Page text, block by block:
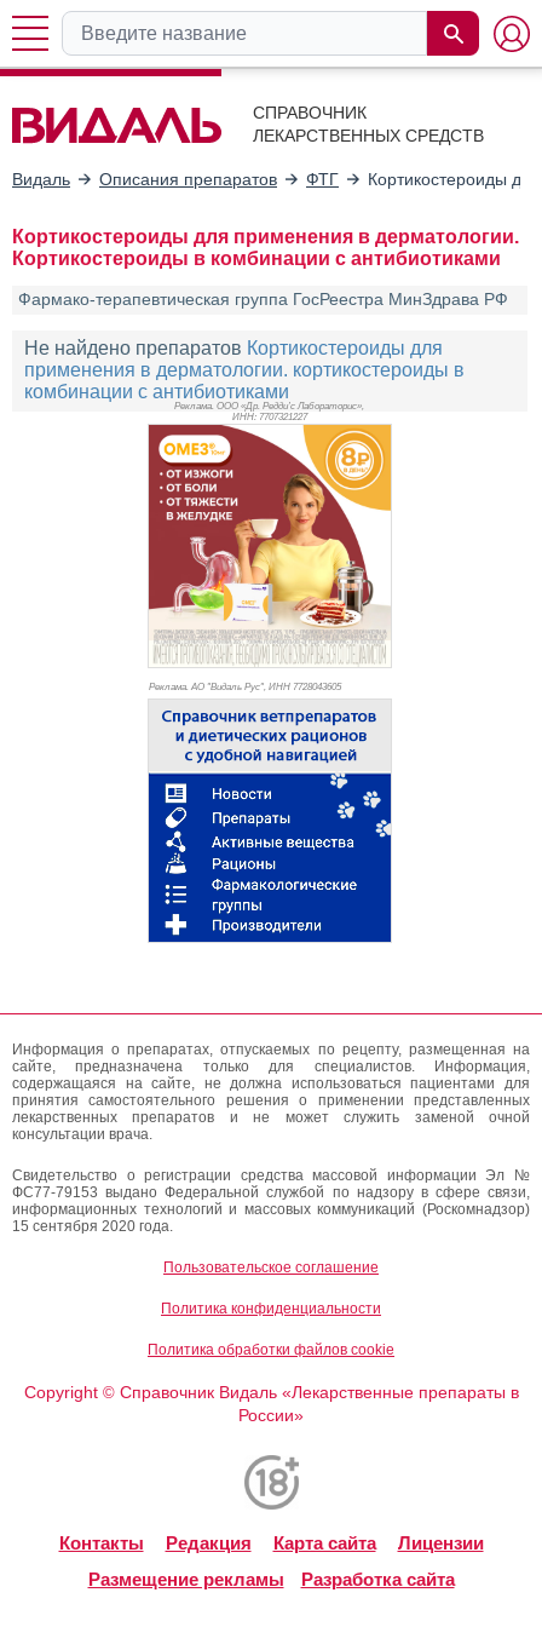
СПРАВОЧНИК
ЛЕКАРСТВЕННЫХ СРЕДСТВ
Видаль Описания препаратов ФТГ Кортикостероиды
Кортикостероиды для применения в дерматологии.
Кортикостероиды в комбинации с антибиотиками
Фармако-терапевтическая группа ГосРеестра МинЗдрава РФ
Не найдено препаратов Кортикостероиды для
применения в дерматологии. кортикостероиды в
комбинации с антибиотиками
Реклама. ООО «Др. Редди’с Лабораторис»,
ИНН: 7707321227
Реклама. АО "Видаль Рус", ИНН 7728043605
Информация о препаратах, отпускаемых по рецепту, размещенная на
сайте, предназначена только для специалистов. Информация,
содержащаяся на сайте, не должна использоваться пациентами для
принятия самостоятельного решения о применении представленных
лекарственных препаратов и не может служить заменой очной
консультации врача.
Свидетельство о регистрации средства массовой информации Эл №
ФС77-79153 выдано Федеральной службой по надзору в сфере связи,
информационных технологий и массовых коммуникаций (Роскомнадзор)
15 сентября 2020 года.
Пользовательское соглашение
Политика конфиденциальности
Политика обработки файлов cookie
Copyright ©Справочник Видаль «Лекарственные препараты в
России»
Контакты Редакция Карта сайта
Лицензии
Размещение рекламы
Разработка сайта